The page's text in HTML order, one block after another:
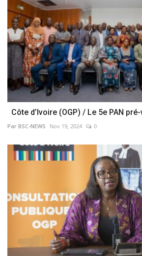
Côte d’Ivoire (OGP) / Le 5e PAN
Par BSC-NEWS Nov 19, 2024 0